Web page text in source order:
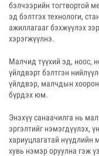
бэлчээрийн тогтвортой
эд бэлтгэх технологи,
ажиллагааг бэхжүүлэх
хэрэгжүүлнэ.
Малчид түүхий эд, ноос,
үйлдвэрт бэлтгэн
үйлдвэр, малчдын
бүрдэх юм.
Энэхүү санаачилга нь
эргэлтийг нэмэгдүүлэх,
хариуцлагатай нүүдлийн
хувь нэмэр оруулна гэж